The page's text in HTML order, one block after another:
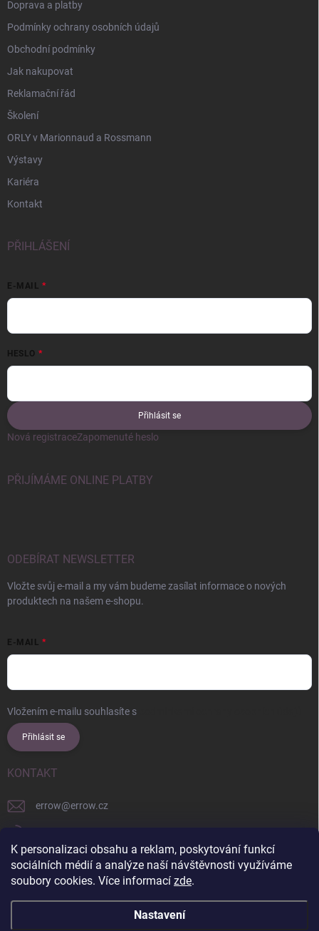
K personalizaci obsahu a reklam, poskytování funkcí
sociálních médií a analýze naší návštěvnosti využíváme
soubory cookies. Více informací zde.
Nastavení
Doprava a platby
Podmínky ochrany osobních údajů
Obchodní podmínky
Jak nakupovat
Reklamační řád
Školení
ORLY v Marionnaud a Rossmann
Výstavy
Kariéra
Kontakt
PŘIHLÁŠENÍ
E-MAIL
HESLO
Přihlásit se
Nová registraceZapomenuté heslo
PŘIJÍMÁME ONLINE PLATBY
ODEBÍRAT NEWSLETTER
Vložte svůj e-mail a my vám budeme zasílat informace o nových
produktech na našem e-shopu.
E-MAIL
Vložením e-mailu souhlasíte s
Přihlásit se
KONTAKT
errow@errow.cz
explore/locations/957228892/